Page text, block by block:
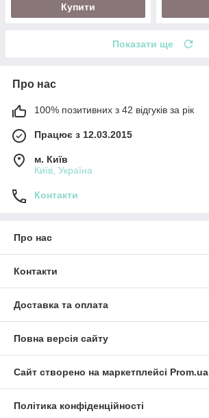
Купити
Показати ще
Про нас
100% позитивних з 42 відгуків за рік
Працює з 12.03.2015
м. Київ
Київ, Україна
Контакти
Про нас
Контакти
Доставка та оплата
Повна версія сайту
Сайт створено на маркетплейсі Prom.ua
Політика конфіденційності